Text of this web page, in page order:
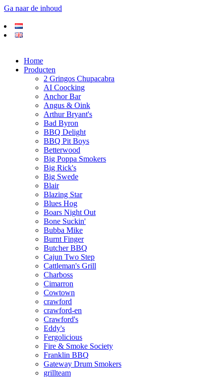
Ga naar de inhoud
Home
Producten
2 Gringos Chupacabra
AI Coocking
Anchor Bar
Angus & Oink
Arthur Bryant's
Bad Byron
BBQ Delight
BBQ Pit Boys
Betterwood
Big Poppa Smokers
Big Rick's
Big Swede
Blair
Blazing Star
Blues Hog
Boars Night Out
Bone Suckin'
Bubba Mike
Burnt Finger
Butcher BBQ
Cajun Two Step
Cattleman's Grill
Charboss
Cimarron
Cowtown
crawford
crawford-en
Crawford's
Eddy's
Fergolicious
Fire & Smoke Society
Franklin BBQ
Gateway Drum Smokers
grillteam